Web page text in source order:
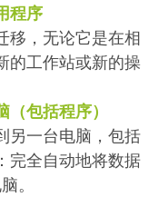
程序
移，无论它是在相
的工作站或新的操
包括程序）
另一台电脑，包括
完全自动地将数据
。